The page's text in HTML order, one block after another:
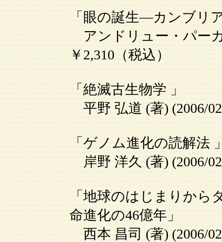
「眼の誕生―カンブリ
アンドリュー・パー
￥2,310（税込）
「絶滅古生物学 」
平野 弘道 (著) (2006/
「ゲノム進化の読解法
岸野 洋久 (著) (2006/
「地球のはじまりか
命進化の46億年」
西本 昌司 (著) (2006/